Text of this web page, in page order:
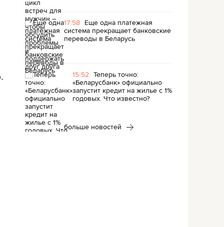
17:58 Еще одна платежная
система прекращает банковские
переводы в Беларусь
15:52 Теперь точно:
«Беларусбанк» официально
запустит кредит на жилье с 1%
годовых. Что известно?
больше новостей